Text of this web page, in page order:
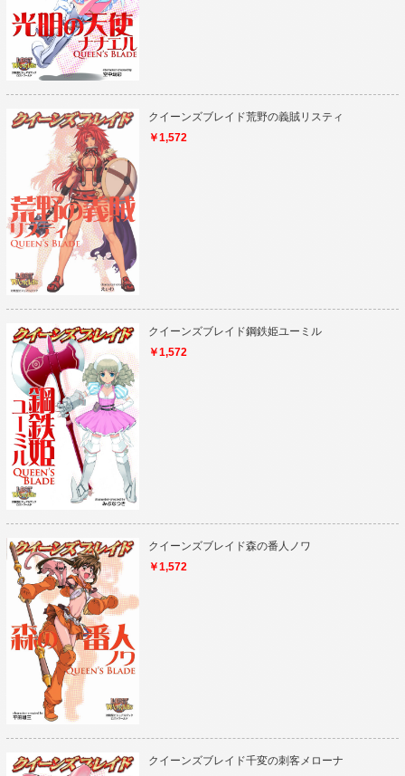
クイーンズブレイド荒野の義賊リスティ
￥1,572
クイーンズブレイド鋼鉄姫ユーミル
￥1,572
クイーンズブレイド森の番人ノワ
￥1,572
クイーンズブレイド千変の刺客メローナ